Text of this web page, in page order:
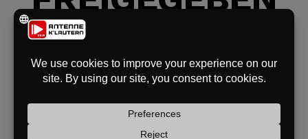
In Kaiserslautern wird am Freitag die neue Zufahrt zu den
freigegeben. Die Einfahrt liegt auf Höhe des Alnatura-
Markts und soll den Verkehrsfluss verbessern sowie die